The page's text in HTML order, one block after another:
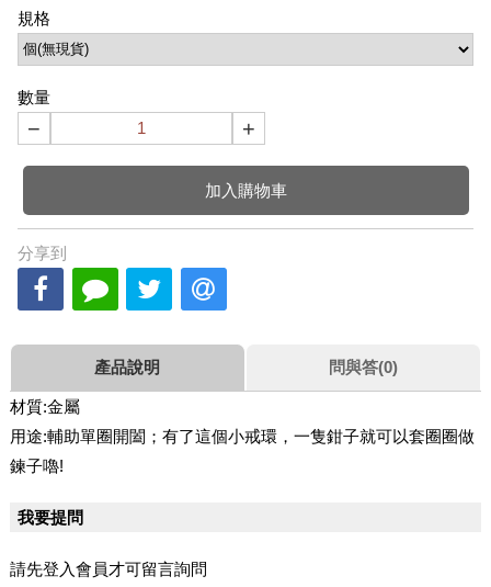
規格
數量
− +
加入購物車
分享到
產品說明 問與答(0)
材質:金屬
用途:輔助單圈開闔；有了這個小戒環，一隻鉗子就可以套圈圈做
鍊子嚕!
我要提問
請先登入會員才可留言詢問